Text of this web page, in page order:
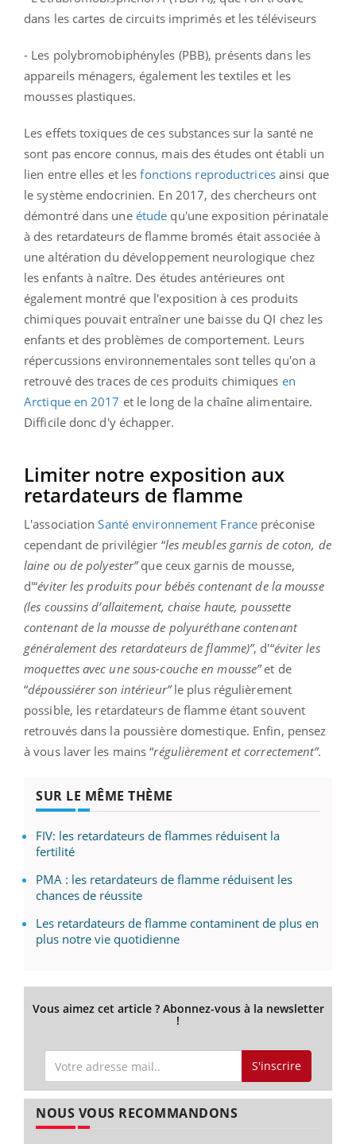
dans les cartes de circuits imprimés et les téléviseurs
- Les polybromobiphényles (PBB), présents dans les
appareils ménagers, également les textiles et les
mousses plastiques.
Les effets toxiques de ces substances sur la santé ne
sont pas encore connus, mais des études ont établi un
lien entre elles et lesfonctions reproductricesainsi que
le système endocrinien. En 2017, des chercheurs ont
démontré dans une étude qu'une exposition périnatale
à des retardateurs de flamme bromés était associée à
une altération du développement neurologique chez
les enfants à naître. Des études antérieures ont
également montré que l'exposition à ces produits
chimiques pouvait entraîner une baisse du QI chez les
enfants et des problèmes de comportement. Leurs
répercussions environnementales sont telles qu'on a
retrouvé des traces de ces produits chimiques en
Arctique en 2017 et le long de la chaîne alimentaire.
Difficile donc d'y échapper.
Limiter notre exposition aux
retardateurs de flamme
L'associationSanté environnement France préconise
cependant de privilégier “lesmeubles garnis de coton, de
laine ou de polyester”que ceux garnis de mousse,
d'“éviter les produits pour bébés contenant de la mousse
(les coussins d’allaitement, chaise haute, poussette
contenant de la mousse de polyuréthane contenant
généralement des retardateurs de flamme)”, d'“éviter les
moquettes avec une sous-couche en mousse”et de
“dépoussiérer son intérieur”le plus régulièrement
possible, les retardateurs de flamme étant souvent
retrouvés dans la poussière domestique. Enfin, pensez
à vous laver les mains “régulièrement et correctement”.
SUR LE MÊME THÈME
FIV: les retardateurs de flammes réduisent la
fertilité
PMA : les retardateurs de flamme réduisent les
chances de réussite
Les retardateurs de flamme contaminent de plus en
plus notre vie quotidienne
Vous aimez cet article ? Abonnez-vous à la newsletter
!
S'inscrire
NOUS VOUS RECOMMANDONS